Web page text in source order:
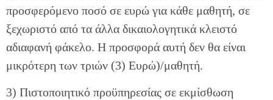
προσφερόμενο ποσό σε ευρώ για κάθε μαθητή, σε
ξεχωριστό από τα άλλα δικαιολογητικά κλειστό
αδιαφανή φάκελο. Η προσφορά αυτή δεν θα είναι
μικρότερη των τριών (3) Ευρώ)/μαθητή.
3) Πιστοποιητικό προϋπηρεσίας σε εκμίσθωση